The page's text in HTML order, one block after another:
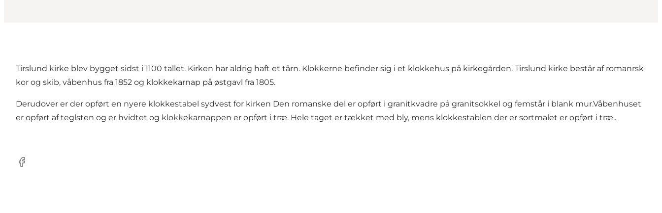
Tirslund kirke blev bygget sidst i 1100 tallet. Kirken har aldrig haft et tårn. Klokkerne befinder sig i et klokkehus på kirkegården. Tirslund kirke består af romanrsk
kor og skib, våbenhus fra 1852 og klokkekarnap på østgavl fra 1805.
Derudover er der opført en nyere klokkestabel sydvest for kirken Den romanske del er opført i granitkvadre på granitsokkel og femstår i blank mur.Våbenhuset
er opført af teglsten og er hvidtet og klokkekarnappen er opført i træ. Hele taget er tækket med bly, mens klokkestablen der er sortmalet er opført i træ..
Facebook